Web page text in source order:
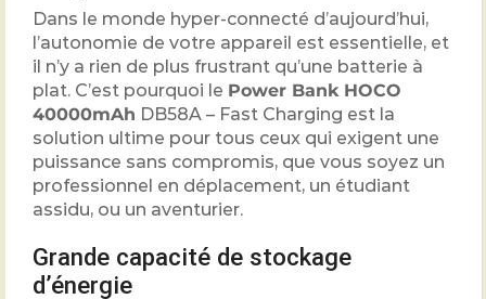
Dans le monde hyper-connecté d’aujourd’hui,
l’autonomie de votre appareil est essentielle, et
il n’y a rien de plus frustrant qu’une batterie à
plat. C’est pourquoi le Power Bank HOCO
40000mAh DB58A – Fast Charging est la
solution ultime pour tous ceux qui exigent une
puissance sans compromis, que vous soyez un
professionnel en déplacement, un étudiant
assidu, ou un aventurier.
Grande capacité de stockage
d’énergie